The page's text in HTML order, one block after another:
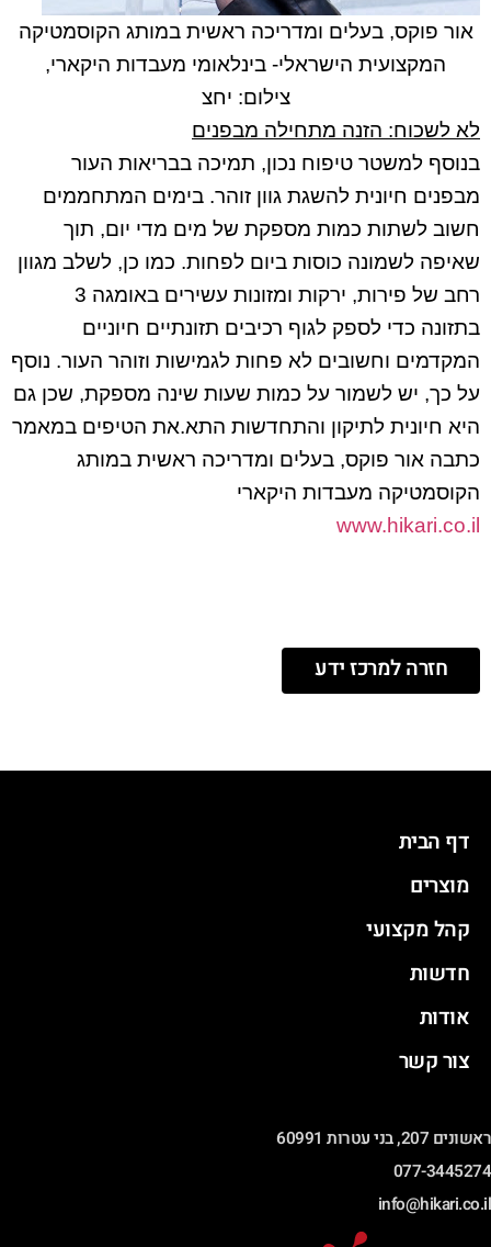
אור פוקס, בעלים ומדריכה ראשית במותג הקוסמטיקה
המקצועית הישראלי- בינלאומי מעבדות היקארי,
צילום: יחצ
לא לשכוח: הזנה מתחילה מבפנים
בנוסף למשטר טיפוח נכון, תמיכה בבריאות העור
מבפנים חיונית להשגת גוון זוהר. בימים המתחממים
חשוב לשתות כמות מספקת של מים מדי יום, תוך
שאיפה לשמונה כוסות ביום לפחות. כמו כן, לשלב מגוון
רחב של פירות, ירקות ומזונות עשירים באומגה 3
בתזונה כדי לספק לגוף רכיבים תזונתיים חיוניים
המקדמים וחשובים לא פחות לגמישות וזוהר העור. נוסף
על כך, יש לשמור על כמות שעות שינה מספקת, שכן גם
היא חיונית לתיקון והתחדשות התא.את הטיפים במאמר
כתבה אור פוקס, בעלים ומדריכה ראשית במותג
הקוסמטיקה מעבדות היקארי
www.hikari.co.il
חזרה למרכז ידע
דף הבית
מוצרים
קהל מקצועי
חדשות
אודות
צור קשר
ראשונים 207, בני עטרות 60991
077-3445274
info@hikari.co.il